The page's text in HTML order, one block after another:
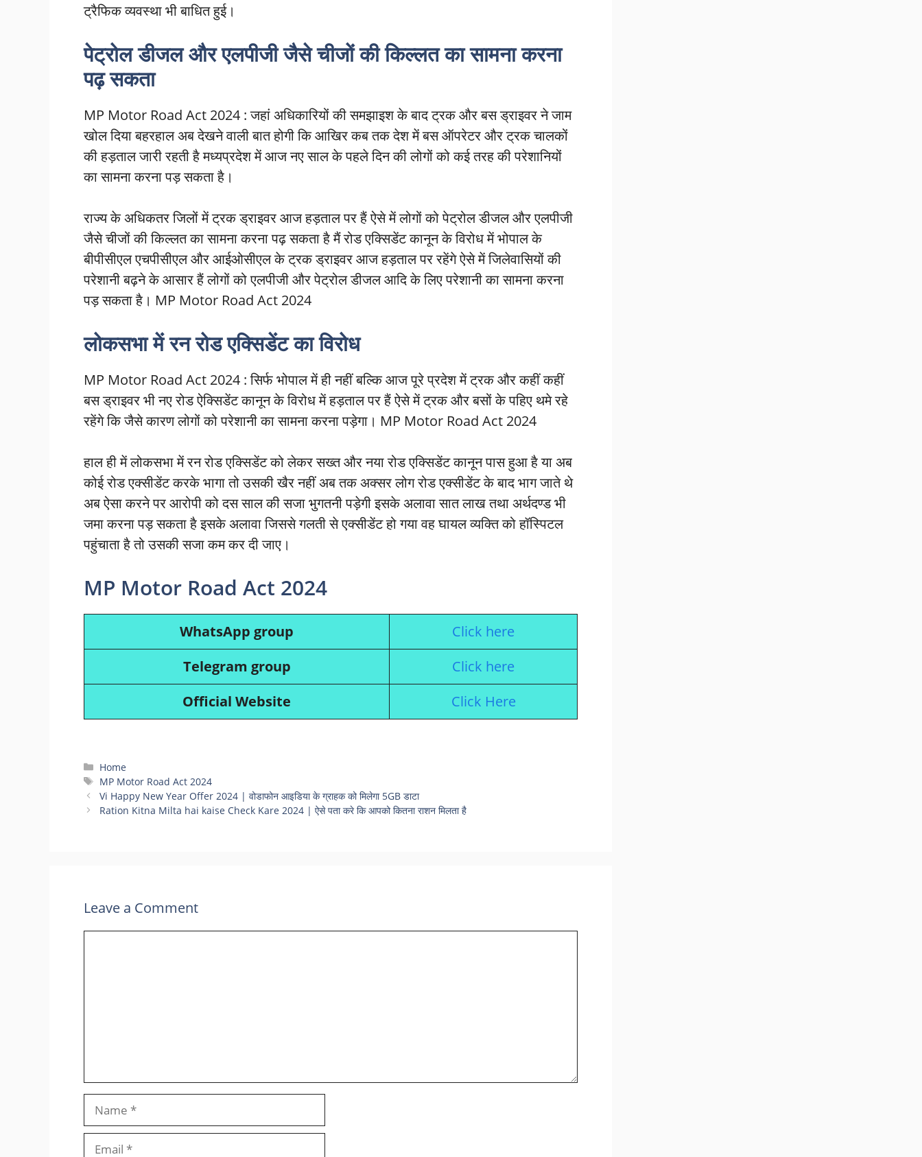
ट्रैफिक व्यवस्था भी बाधित हुई।
पेट्रोल डीजल और एलपीजी जैसे चीजों की किल्लत का सामना करना
पढ़ सकता
MP Motor Road Act 2024 : जहां अधिकारियों की समझाइश के बाद ट्रक और बस ड्राइवर ने जाम
खोल दिया बहरहाल अब देखने वाली बात होगी कि आखिर कब तक देश में बस ऑपरेटर और ट्रक चालकों
की हड़ताल जारी रहती है मध्यप्रदेश में आज नए साल के पहले दिन की लोगों को कई तरह की परेशानियों
का सामना करना पड़ सकता है।
राज्य के अधिकतर जिलों में ट्रक ड्राइवर आज हड़ताल पर हैं ऐसे में लोगों को पेट्रोल डीजल और एलपीजी
जैसे चीजों की किल्लत का सामना करना पढ़ सकता है मैं रोड एक्सिडेंट कानून के विरोध में भोपाल के
बीपीसीएल एचपीसीएल और आईओसीएल के ट्रक ड्राइवर आज हड़ताल पर रहेंगे ऐसे में जिलेवासियों की
परेशानी बढ़ने के आसार हैं लोगों को एलपीजी और पेट्रोल डीजल आदि के लिए परेशानी का सामना करना
पड़ सकता है। MP Motor Road Act 2024
लोकसभा में रन रोड एक्सिडेंट का विरोध
MP Motor Road Act 2024 : सिर्फ भोपाल में ही नहीं बल्कि आज पूरे प्रदेश में ट्रक और कहीं कहीं
बस ड्राइवर भी नए रोड ऐक्सिडेंट कानून के विरोध में हड़ताल पर हैं ऐसे में ट्रक और बसों के पहिए थमे रहे
रहेंगे कि जैसे कारण लोगों को परेशानी का सामना करना पड़ेगा। MP Motor Road Act 2024
हाल ही में लोकसभा में रन रोड एक्सिडेंट को लेकर सख्त और नया रोड एक्सिडेंट कानून पास हुआ है या अब
कोई रोड एक्सीडेंट करके भागा तो उसकी खैर नहीं अब तक अक्सर लोग रोड एक्सीडेंट के बाद भाग जाते थे
अब ऐसा करने पर आरोपी को दस साल की सजा भुगतनी पड़ेगी इसके अलावा सात लाख तथा अर्थदण्ड भी
जमा करना पड़ सकता है इसके अलावा जिससे गलती से एक्सीडेंट हो गया वह घायल व्यक्ति को हॉस्पिटल
पहुंचाता है तो उसकी सजा कम कर दी जाए।
MP Motor Road Act 2024
WhatsApp group
Click here
Telegram group
Click here
Official Website
Click Here
Categories
Home
Tags
MP Motor Road Act 2024
Vi Happy New Year Offer 2024 | वोडाफोन आइडिया के ग्राहक को मिलेगा 5GB डाटा
Ration Kitna Milta hai kaise Check Kare 2024 | ऐसे पता करे कि आपको कितना राशन मिलता है
Leave a Comment